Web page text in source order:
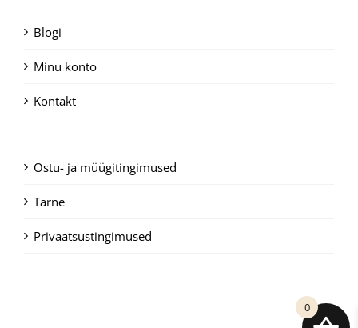
Blogi
Minu konto
Kontakt
Ostu- ja müügitingimused
Tarne
Privaatsustingimused
0